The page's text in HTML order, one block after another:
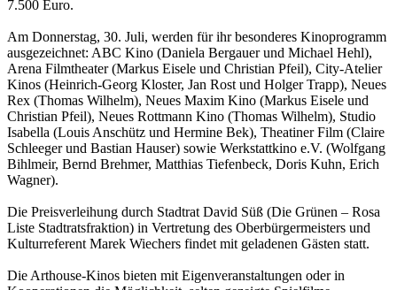
7.500 Euro.
Am Donnerstag, 30. Juli, werden für ihr besonderes Kinoprogramm
ausgezeichnet: ABC Kino (Daniela Bergauer und Michael Hehl),
Arena Filmtheater (Markus Eisele und Christian Pfeil), City-Atelier
Kinos (Heinrich-Georg Kloster, Jan Rost und Holger Trapp), Neues
Rex (Thomas Wilhelm), Neues Maxim Kino (Markus Eisele und
Christian Pfeil), Neues Rottmann Kino (Thomas Wilhelm), Studio
Isabella (Louis Anschütz und Hermine Bek), Theatiner Film (Claire
Schleeger und Bastian Hauser) sowie Werkstattkino e.V. (Wolfgang
Bihlmeir, Bernd Brehmer, Matthias Tiefenbeck, Doris Kuhn, Erich
Wagner).
Die Preisverleihung durch Stadtrat David Süß (Die Grünen – Rosa
Liste Stadtratsfraktion) in Vertretung des Oberbürgermeisters und
Kulturreferent Marek Wiechers findet mit geladenen Gästen statt.
Die Arthouse-Kinos bieten mit Eigenveranstaltungen oder in